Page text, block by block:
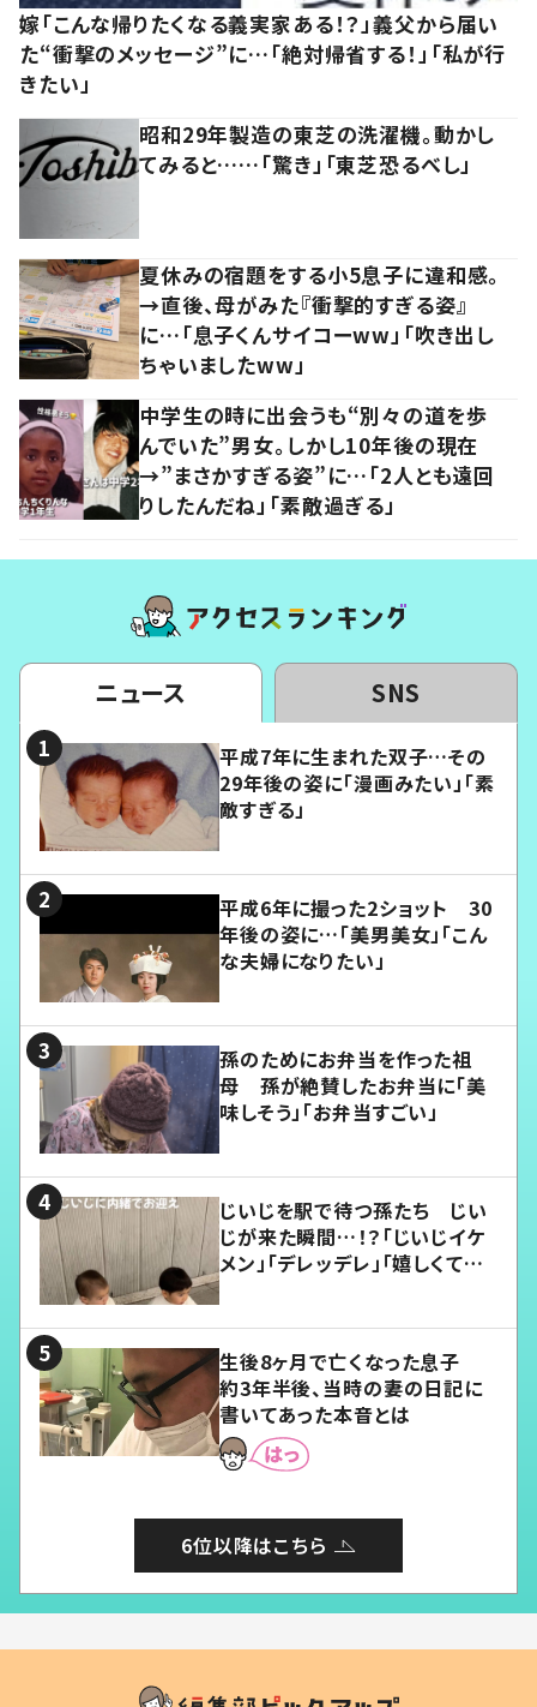
嫁「こんな帰りたくなる義実家ある！？」義父から届い
た“衝撃のメッセージ”に…「絶対帰省する！」「私が行
きたい」
昭和29年製造の東芝の洗濯機。動かし
てみると……「驚き」「東芝恐るべし」
夏休みの宿題をする小5息子に違和感。
→直後、母がみた『衝撃的すぎる姿』
に…「息子くんサイコーww」「吹き出し
ちゃいましたww」
中学生の時に出会うも“別々の道を歩
んでいた”男女。しかし10年後の現在
→”まさかすぎる姿”に…「2人とも遠回
りしたんだね」「素敵過ぎる」
ニュース SNS
平成7年に生まれた双子…その
29年後の姿に「漫画みたい」「素
敵すぎる」
平成6年に撮った2ショット 30
年後の姿に…「美男美女」「こん
な夫婦になりたい」
孫のためにお弁当を作った祖
母 孫が絶賛したお弁当に「美
味しそう」「お弁当すごい」
じいじを駅で待つ孫たち じい
じが来た瞬間…！？「じいじイケ
メン」「デレッデレ」「嬉しくて可
生後8ヶ月で亡くなった息子
約3年半後、当時の妻の日記に
書いてあった本音とは
6位以降はこちら